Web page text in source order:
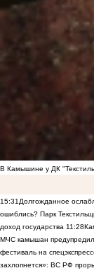
В Камышине у ДК
15:31 Долгожданное
ошиблись? Парк
доход государства 11:28
МЧС камышан
фестиваль на
захлопнется»: ВС РФ